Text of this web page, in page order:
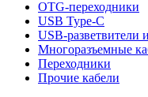
OTG-переходники
USB Type-C
USB-разветвители
Многоразъемные
Переходники
Прочие кабели